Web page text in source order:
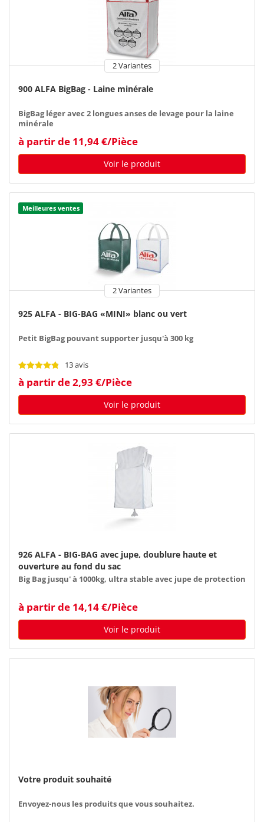
2 Variantes
900 ALFA BigBag - Laine minérale
BigBag léger avec 2 longues anses de levage pour la laine
minérale
à partir de 11,94 €/Pièce
Voir le produit
Meilleures ventes
2 Variantes
925 ALFA - BIG-BAG «MINI» blanc ou vert
Petit BigBag pouvant supporter jusqu'à 300 kg
13 avis
à partir de 2,93 €/Pièce
Voir le produit
926 ALFA - BIG-BAG avec jupe, doublure haute et
ouverture au fond du sac
Big Bag jusqu' à 1000kg, ultra stable avec jupe de protection
à partir de 14,14 €/Pièce
Voir le produit
Votre produit souhaité
Envoyez-nous les produits que vous souhaitez.